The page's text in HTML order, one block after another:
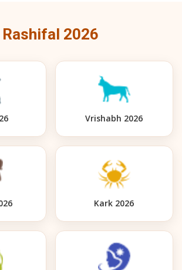
Rashifal 2026
Vrishabh 2026
Kark 2026